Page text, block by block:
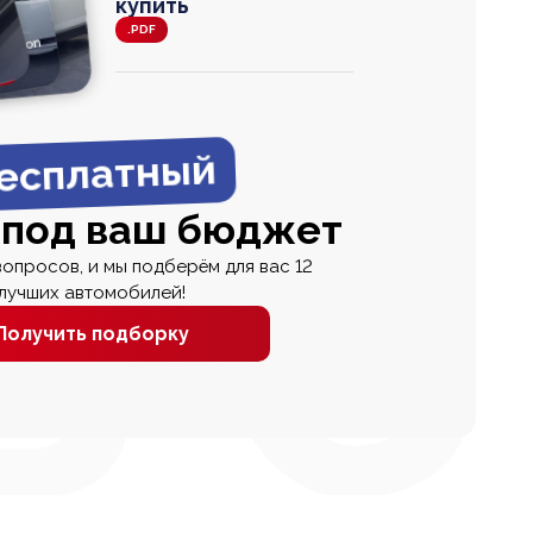
000
купить
.PDF
ваш бюджет
и мы подберём для вас 12
автомобилей!
подборку